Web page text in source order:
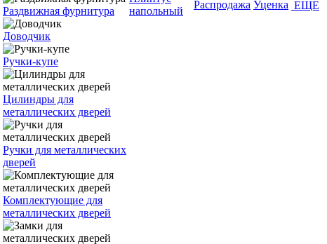
Раздвижная фурнитура
Доводчик
Ручки-купе
Цилиндры для
металлических дверей
Ручки для металлических
дверей
Комплектующие для
металлических дверей
напольный
Распродажа Уценка ЕЩЕ